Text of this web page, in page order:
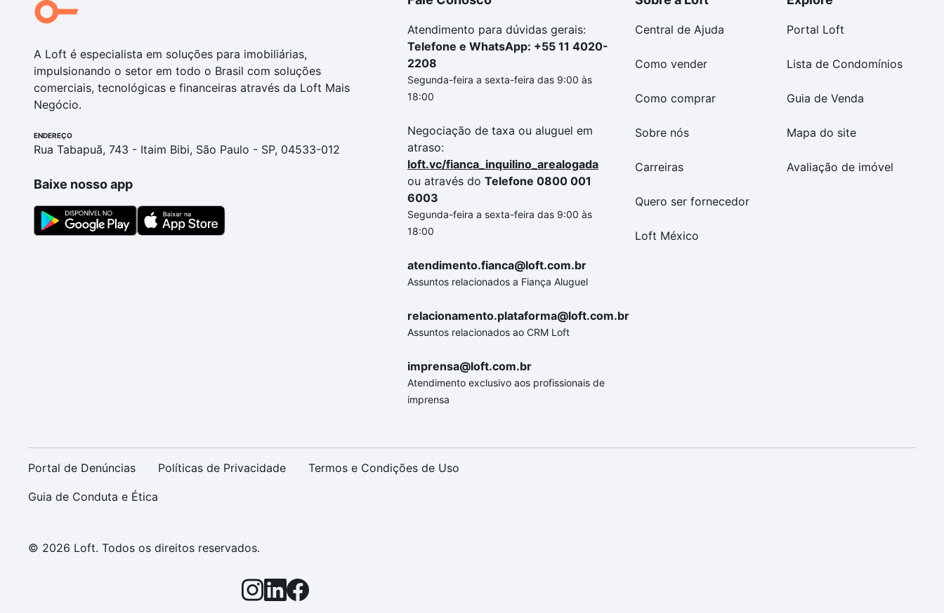
A Loft é especialista em soluções para imobiliárias,
impulsionando o setor em todo o Brasil com soluções
comerciais, tecnológicas e financeiras através da Loft Mais
Negócio.
ENDEREÇO
Rua Tabapuã, 743 - Itaim Bibi, São Paulo - SP, 04533-012
Baixe nosso app
Atendimento para dúvidas gerais:
Telefone e WhatsApp: +55 11 4020-
2208
Segunda-feira a sexta-feira das 9:00 às
18:00
Negociação de taxa ou aluguel em
atraso:
loft.vc/fianca_inquilino_arealogada
ou através do Telefone 0800 001
6003
Segunda-feira a sexta-feira das 9:00 às
18:00
atendimento.fianca@loft.com.br
Assuntos relacionados a Fiança Aluguel
relacionamento.plataforma@loft.com.br
Assuntos relacionados ao CRM Loft
imprensa@loft.com.br
Atendimento exclusivo aos profissionais de
imprensa
Central de Ajuda
Como vender
Como comprar
Sobre nós
Carreiras
Quero ser fornecedor
Loft México
Portal Loft
Lista de Condomínios
Guia de Venda
Mapa do site
Avaliação de imóvel
Portal de Denúncias Políticas de Privacidade Termos e Condições de Uso
Guia de Conduta e Ética
© 2026 Loft. Todos os direitos reservados.